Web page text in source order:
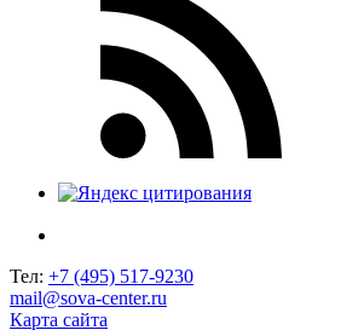
Тел: +7 (495) 517-9230
mail@sova-center.ru
Карта сайта